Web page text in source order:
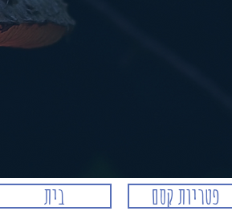
בית פטריות קסם